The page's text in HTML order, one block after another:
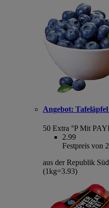
Angebot:
50 Extra °P Mit
2.99
Festpreis von
aus der Republik
(1kg=3.93)